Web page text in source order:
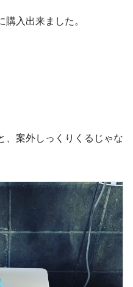
入出来ました。
、案外しっくりくるじゃな